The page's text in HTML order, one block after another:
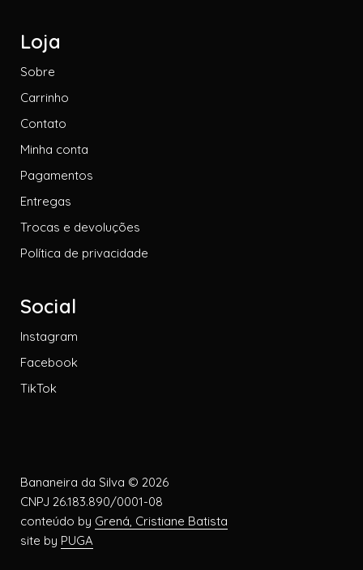
Loja
Sobre
Carrinho
Contato
Minha conta
Pagamentos
Entregas
Trocas e devoluções
Política de privacidade
Social
Instagram
Facebook
TikTok
Bananeira da Silva © 2026
CNPJ 26.183.890/0001-08
conteúdo by Grená, Cristiane Batista
site by PUGA